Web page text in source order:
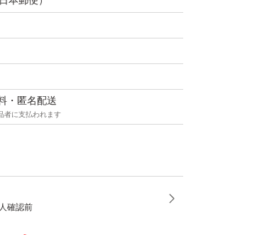
・匿名配送
者に支払われます
確認前